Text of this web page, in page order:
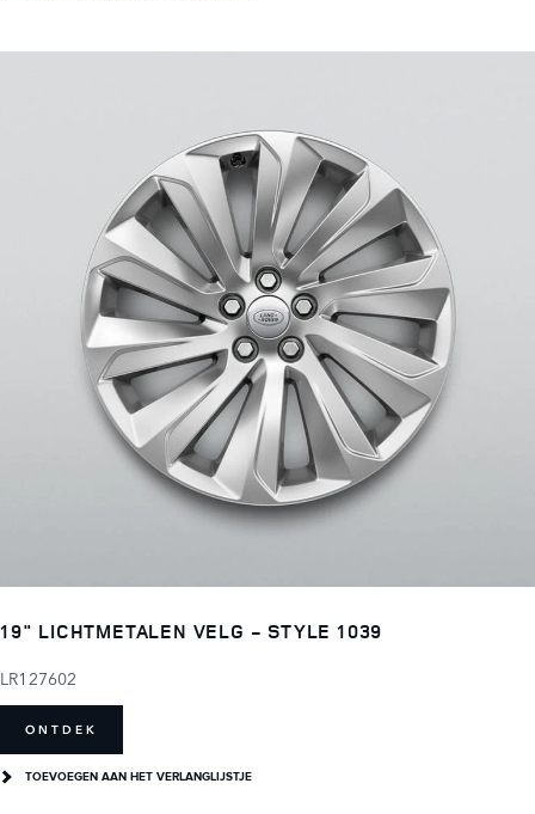
19" LICHTMETALEN VELG - STYLE 1039
LR127602
ONTDEK
TOEVOEGEN AAN HET VERLANGLIJSTJE